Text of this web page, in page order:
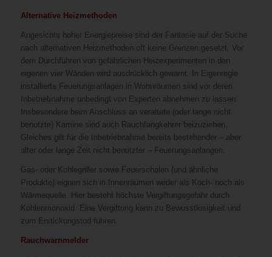
Alternative Heizmethoden
Angesichts hoher Energiepreise sind der Fantasie auf der Suche
nach alternativen Heizmethoden oft keine Grenzen gesetzt. Vor
dem Durchführen von gefährlichen Heizexperimenten in den
eigenen vier Wänden wird ausdrücklich gewarnt. In Eigenregie
installierte Feuerungsanlagen in Wohnräumen sind vor deren
Inbetriebnahme unbedingt von Experten abnehmen zu lassen.
Insbesondere beim Anschluss an veraltete (oder lange nicht
benutzte) Kamine sind auch Rauchfangkehrer beizuziehen.
Gleiches gilt für die Inbetriebnahme bereits bestehender – aber
alter oder lange Zeit nicht benutzter – Feuerungsanlangen.
Gas- oder Kohlegriller sowie Feuerschalen (und ähnliche
Produkte) eignen sich in Innenräumen weder als Koch- noch als
Wärmequelle. Hier besteht höchste Vergiftungsgefahr durch
Kohlenmonoxid. Eine Vergiftung kann zu Bewusstlosigkeit und
zum Erstickungstod führen.
Rauchwarnmelder